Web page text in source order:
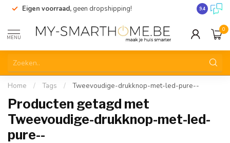
Eigen voorraad, geen dropshipping! 9.4
MENU
0
Home / Tags / Tweevoudige-drukknop-met-led-pure--
Producten getagd met
Tweevoudige-drukknop-met-led-
pure--